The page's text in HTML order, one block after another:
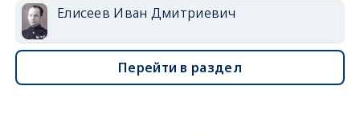
Елисеев Иван Дмитриевич
Перейти в раздел